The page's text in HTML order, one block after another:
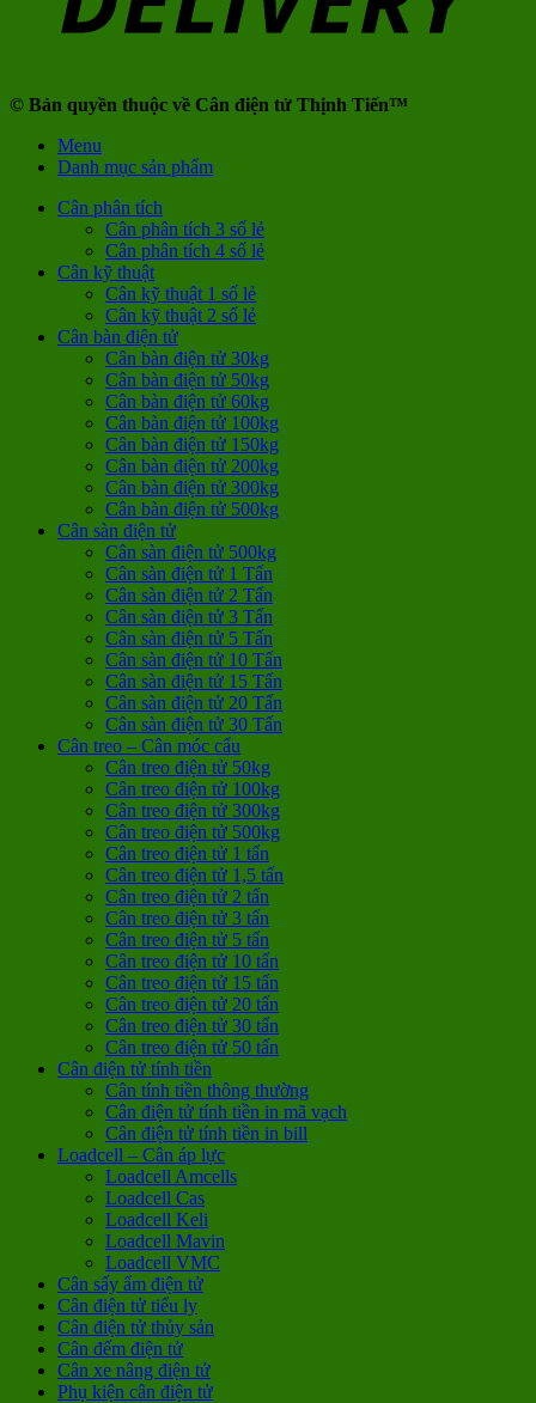
© Bản quyền thuộc về Cân điện tử Thịnh Tiến™
Menu
Danh mục sản phẩm
Cân phân tích
Cân phân tích 3 số lẻ
Cân phân tích 4 số lẻ
Cân kỹ thuật
Cân kỹ thuật 1 số lẻ
Cân kỹ thuật 2 số lẻ
Cân bàn điện tử
Cân bàn điện tử 30kg
Cân bàn điện tử 50kg
Cân bàn điện tử 60kg
Cân bàn điện tử 100kg
Cân bàn điện tử 150kg
Cân bàn điện tử 200kg
Cân bàn điện tử 300kg
Cân bàn điện tử 500kg
Cân sàn điện tử
Cân sàn điện tử 500kg
Cân sàn điện tử 1 Tấn
Cân sàn điện tử 2 Tấn
Cân sàn điện tử 3 Tấn
Cân sàn điện tử 5 Tấn
Cân sàn điện tử 10 Tấn
Cân sàn điện tử 15 Tấn
Cân sàn điện tử 20 Tấn
Cân sàn điện tử 30 Tấn
Cân treo – Cân móc cẩu
Cân treo điện tử 50kg
Cân treo điện tử 100kg
Cân treo điện tử 300kg
Cân treo điện tử 500kg
Cân treo điện tử 1 tấn
Cân treo điện tử 1,5 tấn
Cân treo điện tử 2 tấn
Cân treo điện tử 3 tấn
Cân treo điện tử 5 tấn
Cân treo điện tử 10 tấn
Cân treo điện tử 15 tấn
Cân treo điện tử 20 tấn
Cân treo điện tử 30 tấn
Cân treo điện tử 50 tấn
Cân điện tử tính tiền
Cân tính tiền thông thường
Cân điện tử tính tiền in mã vạch
Cân điện tử tính tiền in bill
Loadcell – Cân áp lực
Loadcell Amcells
Loadcell Cas
Loadcell Keli
Loadcell Mavin
Loadcell VMC
Cân sấy ẩm điện tử
Cân điện tử tiểu ly
Cân điện tử thủy sản
Cân đếm điện tử
Cân xe nâng điện tử
Phụ kiện cân điện tử